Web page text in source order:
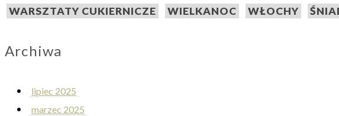
WARSZTATY CUKIERNICZE
WIELKANOC WŁOCHY
Archiwa
lipiec 2025
marzec 2025